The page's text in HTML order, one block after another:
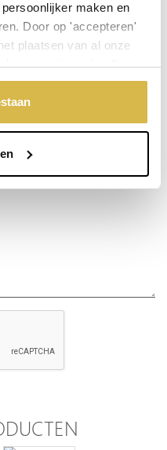
maken en
Door op 'accepteren'
plaatsen van al onze
wijzigen' zelf
krijgen. En door te
cookies
voor meer
dit product